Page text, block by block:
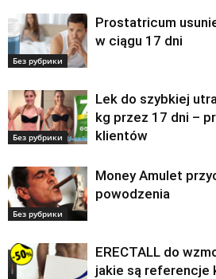
Без рубрики
Prostatricum
w ciągu 17 dni
Без рубрики
Lek do szybkiej
kg przez 17 dni –
klientów
Без рубрики
Money Amulet
powodzenia
ERECTALL do
jakie są referencje